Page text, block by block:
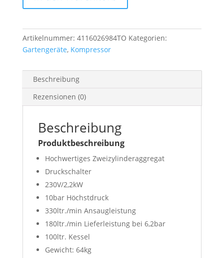
"Special
Menge
Artikelnummer: 4116026984TO Kategorien:
Gartengeräte, Kompressor
Beschreibung
Rezensionen (0)
Beschreibung
Produktbeschreibung
Hochwertiges Zweizylinderaggregat
Druckschalter
230V/2,2kW
10bar Höchstdruck
330ltr./min Ansaugleistung
180ltr./min Lieferleistung bei 6,2bar
100ltr. Kessel
Gewicht: 64kg